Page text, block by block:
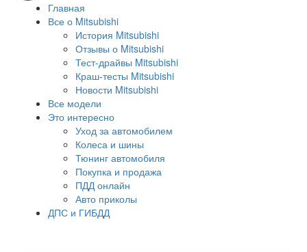
Главная
Все о Mitsubishi
История Mitsubishi
Отзывы о Mitsubishi
Тест-драйвы Mitsubishi
Краш-тесты Mitsubishi
Новости Mitsubishi
Все модели
Это интересно
Уход за автомобилем
Колеса и шины
Тюнинг автомобиля
Покупка и продажа
ПДД онлайн
Авто приколы
ДПС и ГИБДД